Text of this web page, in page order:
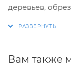
деревьев,
Вам также